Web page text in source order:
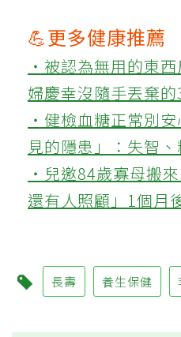
💪更多健康推薦
‧被認為無用的東
婦慶幸沒隨手丟棄
‧健檢血糖正常別
見的隱患」：失智
‧兒邀84歲寡母搬
還有人照顧」1個月
長壽 養生保健